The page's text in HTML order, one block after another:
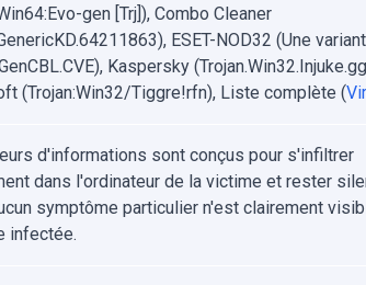
gen [Trj]), Combo Cleaner
ESET-NOD32 (Une
Kaspersky
(Trojan:Win32/Tiggre!rfn), Liste complète (
d'informations sont conçus pour s'infiltrer
dans l'ordinateur de la victime et rester
symptôme particulier n'est clairement
infectée.